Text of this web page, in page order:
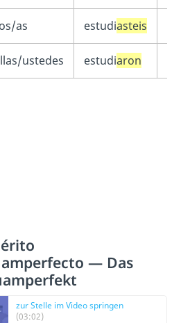
as estudiasteis
ustedes estudiaron
— Das
zur Stelle im Video springen
(03:02)